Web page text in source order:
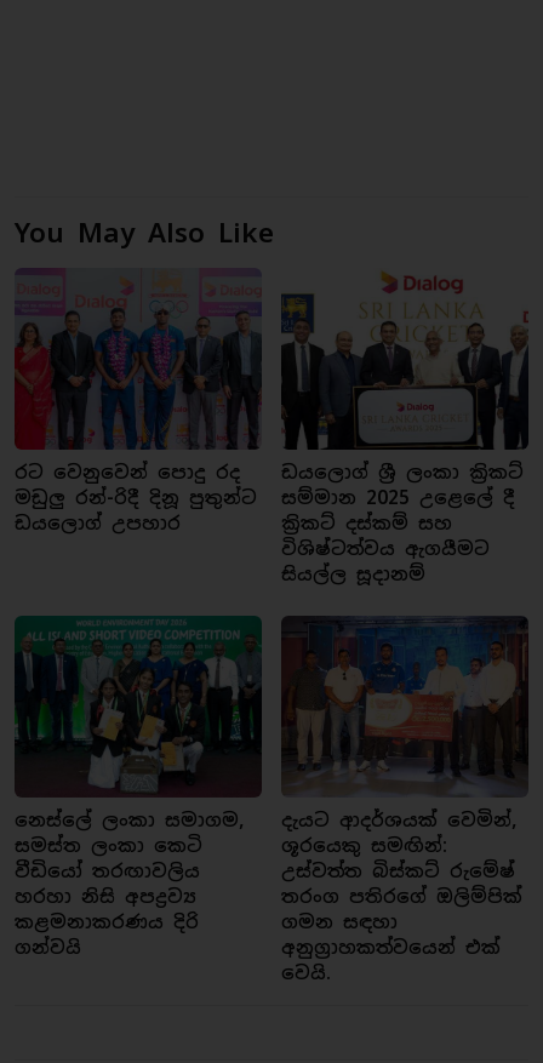
You May Also Like
රට වෙනුවෙන් පොදු රද
මඩුලු රන්-රිදී දිනූ පුතුන්ට
ඩයලොග් උපහාර
ඩයලොග් ශ්‍රී ලංකා ක්‍රිකට්
සම්මාන 2025 උළෙලේ දී
ක්‍රිකට් දස්කම් සහ
විශිෂ්ටත්වය ඇගයීමට
සියල්ල සූදානම්
නෙස්ලේ ලංකා සමාගම,
සමස්ත ලංකා කෙටි
වීඩියෝ තරඟාවලිය
හරහා නිසි අපද්‍රව්‍ය
කළමනාකරණය දිරි
ගන්වයි
දැයට ආදර්ශයක් වෙමින්,
ශූරයෙකු සමඟින්:
උස්වත්ත බිස්කට් රුමේෂ්
තරංග පතිරගේ ඔලිම්පික්
ගමන සඳහා
අනුග්‍රාහකත්වයෙන් එක්
වෙයි.